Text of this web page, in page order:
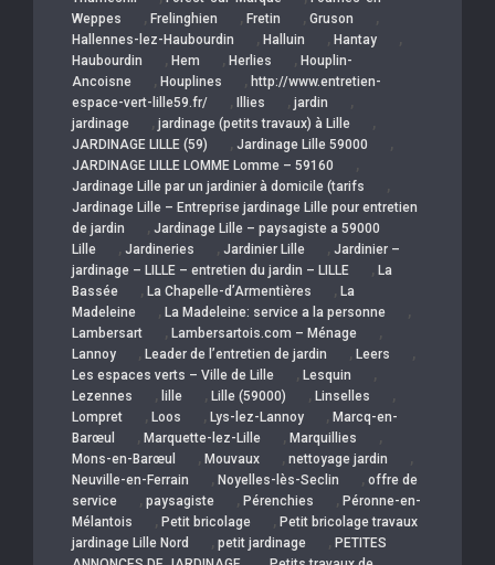
Weppes
, Frelinghien , Fretin , Gruson ,
Hallennes-lez-Haubourdin , Halluin , Hantay ,
Haubourdin , Hem , Herlies , Houplin-
Ancoisne
, Houplines , http://www.entretien-
espace-vert-lille59.fr/
, Illies , jardin ,
jardinage , jardinage (petits travaux) à Lille ,
JARDINAGE LILLE (59) , Jardinage Lille 59000 ,
JARDINAGE LILLE LOMME Lomme – 59160 ,
Jardinage Lille par un jardinier à domicile (tarifs ,
Jardinage Lille – Entreprise jardinage Lille pour entretien
de jardin
, Jardinage Lille – paysagiste a 59000
Lille
, Jardineries , Jardinier Lille , Jardinier –
jardinage – LILLE – entretien du jardin – LILLE
, La
Bassée
, La Chapelle-d’Armentières , La
Madeleine
, La Madeleine: service a la personne ,
Lambersart , Lambersartois.com – Ménage ,
Lannoy , Leader de l’entretien de jardin , Leers ,
Les espaces verts – Ville de Lille , Lesquin ,
Lezennes , lille , Lille (59000) , Linselles ,
Lompret , Loos , Lys-lez-Lannoy , Marcq-en-
Barœul
, Marquette-lez-Lille , Marquillies ,
Mons-en-Barœul , Mouvaux , nettoyage jardin ,
Neuville-en-Ferrain , Noyelles-lès-Seclin , offre de
service
, paysagiste , Pérenchies , Péronne-en-
Mélantois
, Petit bricolage , Petit bricolage travaux
jardinage Lille Nord
, petit jardinage , PETITES